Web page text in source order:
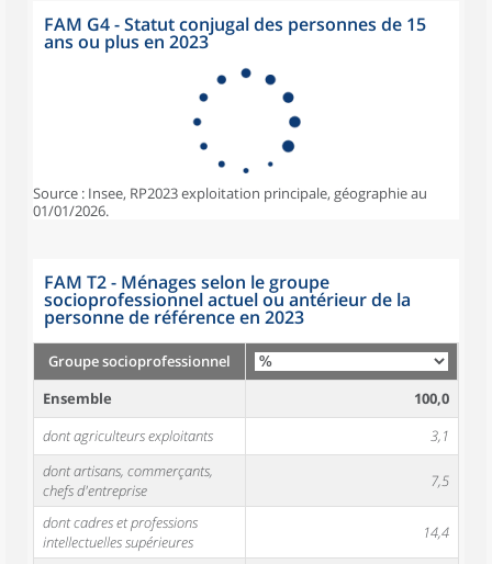
FAM G4 - Statut conjugal des personnes de 15
ans ou plus en 2023
Source : Insee, RP2023 exploitation principale, géographie au
01/01/2026.
FAM T2 - Ménages selon le groupe
socioprofessionnel actuel ou antérieur de la
personne de référence en 2023
Groupe socioprofessionnel
Ensemble
100,0
dont agriculteurs exploitants
3,1
dont artisans, commerçants,
chefs d'entreprise
7,5
dont cadres et professions
intellectuelles supérieures
14,4